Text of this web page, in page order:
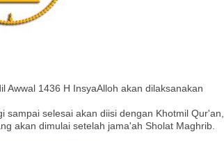
Awwal 1436 H InsyaAlloh akan dilaksanakan
sampai selesai akan diisi dengan Khotmil Qur'an,
akan dimulai setelah jama'ah Sholat Maghrib.